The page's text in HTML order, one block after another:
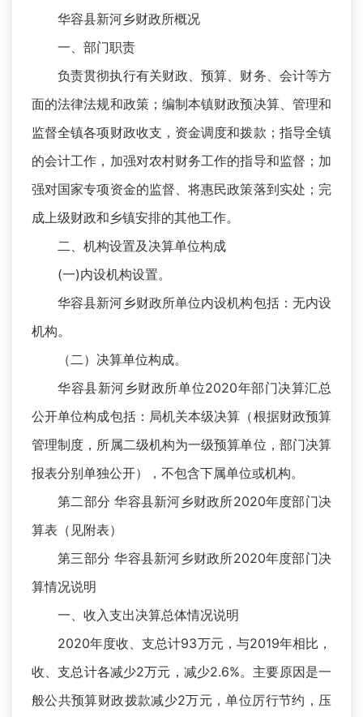
华容县新河乡财政所概况
一、部门职责
负责贯彻执行有关财政、预算、财务、会计等方
面的法律法规和政策；编制本镇财政预决算、管理和
监督全镇各项财政收支，资金调度和拨款；指导全镇
的会计工作，加强对农村财务工作的指导和监督；加
强对国家专项资金的监督、将惠民政策落到实处；完
成上级财政和乡镇安排的其他工作。
二、机构设置及决算单位构成
(一)内设机构设置。
华容县新河乡财政所单位内设机构包括：无内设
机构。
（二）决算单位构成。
华容县新河乡财政所单位2020年部门决算汇总
公开单位构成包括：局机关本级决算（根据财政预算
管理制度，所属二级机构为一级预算单位，部门决算
报表分别单独公开），不包含下属单位或机构。
第二部分 华容县新河乡财政所2020年度部门决
算表（见附表）
第三部分 华容县新河乡财政所2020年度部门决
算情况说明
一、收入支出决算总体情况说明
2020年度收、支总计93万元，与2019年相比，
收、支总计各减少2万元，减少2.6%。主要原因是一
般公共预算财政拨款减少2万元，单位厉行节约，压